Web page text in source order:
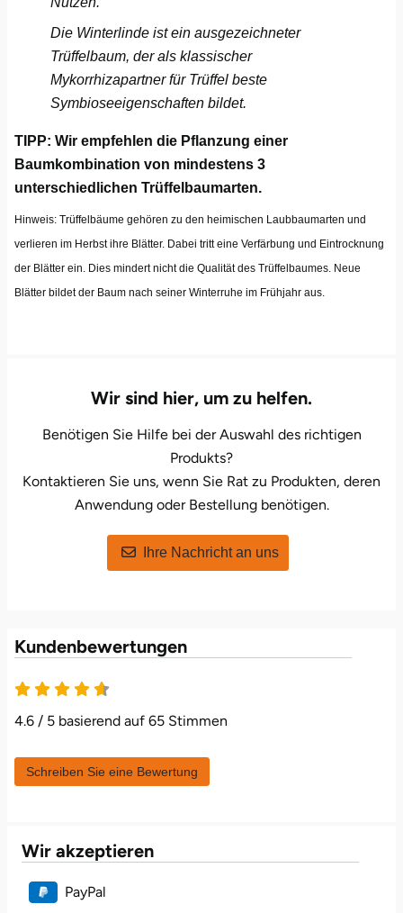
Die Winterlinde ist ein ausgezeichneter
Trüffelbaum, der als klassischer
Mykorrhizapartner für Trüffel beste
Symbioseeigenschaften bildet.
TIPP: Wir empfehlen die Pflanzung einer
Baumkombination von mindestens 3
unterschiedlichen Trüffelbaumarten.
Hinweis: Trüffelbäume gehören zu den heimischen Laubbaumarten und
verlieren im Herbst ihre Blätter. Dabei tritt eine Verfärbung und Eintrocknung
der Blätter ein. Dies mindert nicht die Qualität des Trüffelbaumes. Neue
Blätter bildet der Baum nach seiner Winterruhe im Frühjahr aus.
Wir sind hier, um zu helfen.
Benötigen Sie Hilfe bei der Auswahl des richtigen
Produkts?
Kontaktieren Sie uns, wenn Sie Rat zu Produkten, deren
Anwendung oder Bestellung benötigen.
Ihre Nachricht an uns
Kundenbewertungen
4.6 von 5
4.6 / 5 basierend auf 65 Stimmen
Schreiben Sie eine Bewertung
Wir akzeptieren
PayPal
Hamburg
Hanau
Hannover
Heidelberg
Heidenheim
Herzogenaurach
Herzogtum Lauenburg
Horb am Neckar
Ingolstadt
Kassel